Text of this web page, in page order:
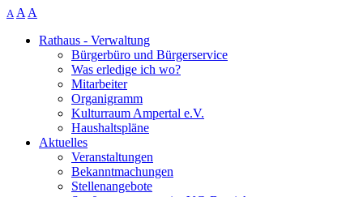
A A A
Rathaus - Verwaltung
Bürgerbüro und Bürgerservice
Was erledige ich wo?
Mitarbeiter
Organigramm
Kulturraum Ampertal e.V.
Haushaltspläne
Aktuelles
Veranstaltungen
Bekanntmachungen
Stellenangebote